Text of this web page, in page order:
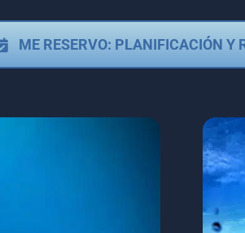
ME RESERVO: PLANIFICACIÓN Y